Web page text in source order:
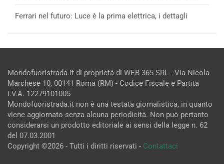
Ferrari nel futuro: Luce è la prima elettrica, i dettagli
Mondofuoristrada.it di proprietà di WEB 365 SRL - Via Nicola
Marchese 10, 00141 Roma (RM) - Codice Fiscale e Partita
I.V.A. 12279101005
Mondofuoristrada.it non è una testata giornalistica, in quanto
viene aggiornato senza alcuna periodicità. Non può pertanto
considerarsi un prodotto editoriale ai sensi della legge n. 62
del 07.03.2001
Copyright ©2026 - Tutti i diritti riservati - Contattaci